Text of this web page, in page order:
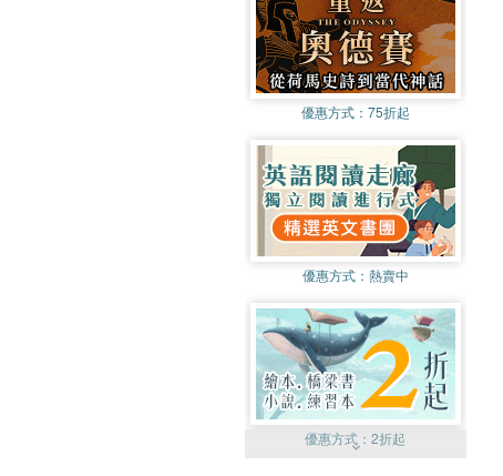
優惠方式： 75折起
優惠方式： 熱賣中
優惠方式：2折起